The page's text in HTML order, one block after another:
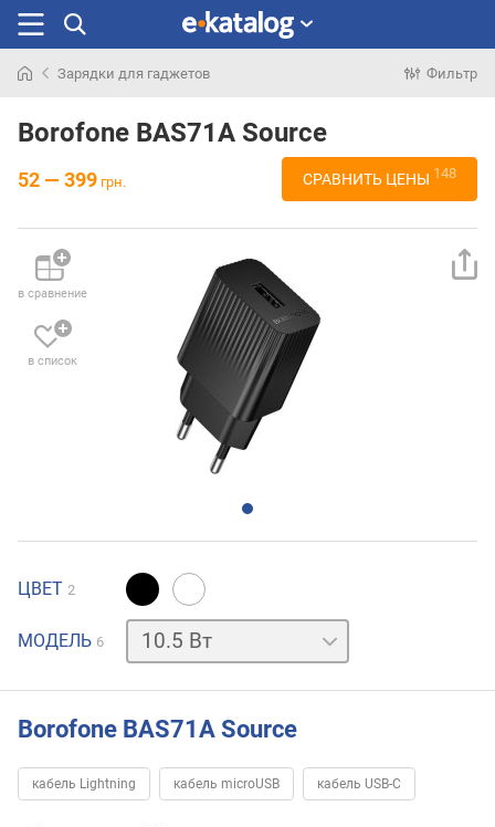
раньше
Зарядки для гаджетов Фильтр
Borofone BAS71A Source
52 — 399 грн. СРАВНИТЬ ЦЕНЫ 148
в сравнение
в список
ЦВЕТ 2
МОДЕЛЬ 6
1xUSB-
1xUSB-
Вт20
Вт
Borofone BAS71A Source
кабель Lightning кабель microUSB кабель USB-C